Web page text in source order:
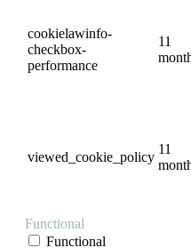
cookielawinfo-
checkbox-
performance
11
viewed_cookie_policy
11
Functional
Functional